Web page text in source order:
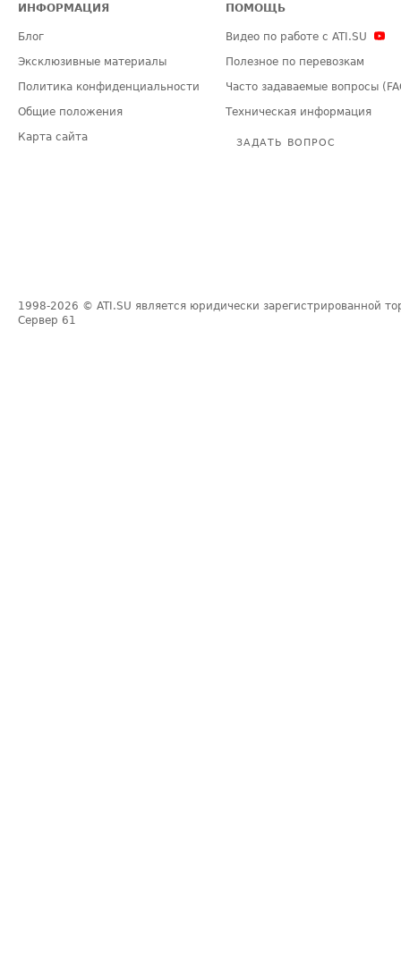
ИНФОРМАЦИЯ
Блог
Эксклюзивные материалы
Политика конфиденциальности
Общие положения
Карта сайта
ПОМОЩЬ
Видео по работе с ATI.SU
Полезное по перевозкам
Часто задаваемые вопросы
Техническая информация
ЗАДАТЬ ВОПРОС
1998-2026 © ATI.SU является юридически зарегистрированной
Сервер 61